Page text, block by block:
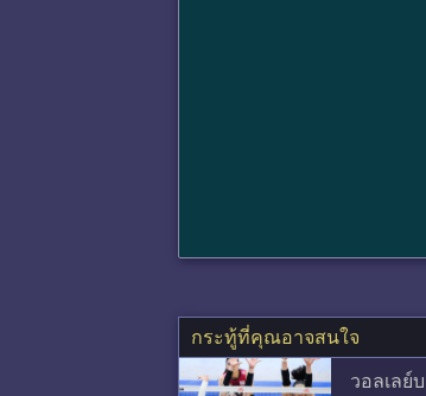
กระทู้ที่คุณอาจสนใจ
วอลเลย์